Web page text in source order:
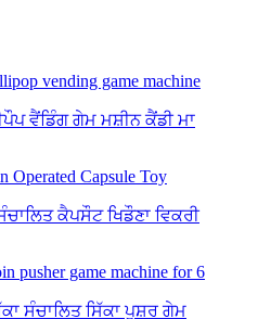
ਵੈਂਡਿੰਗ ਗੇਮ ਮਸ਼ੀਨ ਕੈਂਡੀ ਮਾ
ਕੈਪਸੌਟ ਖਿਡੌਣਾ ਵਿਕਰੀ
ਸੰਚਾਲਿਤ ਸਿੱਕਾ ਪੁਸ਼ਰ ਗੇਮ